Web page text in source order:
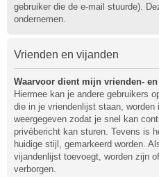
gebruiker die de e-mail stuurde).
ondernemen.
Vrienden en vijanden
Waarvoor dient mijn vrienden-
Hiermee kan je andere gebruikers
die in je vriendenlijst staan, worden
weergegeven zodat je snel kan
privébericht kan sturen. Tevens is
huidige stijl, gemarkeerd worden.
vijandenlijst toevoegt, worden zijn
verborgen.